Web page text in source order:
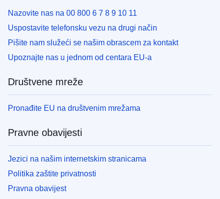
Nazovite nas na 00 800 6 7 8 9 10 11
Uspostavite telefonsku vezu na drugi način
Pišite nam služeći se našim obrascem za kontakt
Upoznajte nas u jednom od centara EU-a
Društvene mreže
Pronađite EU na društvenim mrežama
Pravne obavijesti
Jezici na našim internetskim stranicama
Politika zaštite privatnosti
Pravna obavijest